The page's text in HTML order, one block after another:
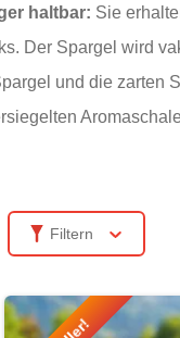
haltbar: Sie
Der Spargel wird
und die zarten
Filtern